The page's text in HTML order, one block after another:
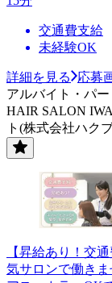
交通費支給
未経験OK
詳細を見る
応募
アルバイト・パー
HAIR SALON
ト(株式会社ハク
【昇給あり！交
気サロンで働き